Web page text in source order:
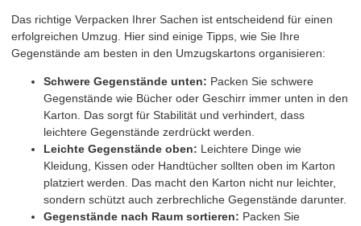
Das richtige Verpacken Ihrer Sachen ist entscheidend für einen
erfolgreichen Umzug. Hier sind einige Tipps, wie Sie Ihre
Gegenstände am besten in den Umzugskartons organisieren:
Schwere Gegenstände unten: Packen Sie schwere
Gegenstände wie Bücher oder Geschirr immer unten in den
Karton. Das sorgt für Stabilität und verhindert, dass
leichtere Gegenstände zerdrückt werden.
Leichte Gegenstände oben: Leichtere Dinge wie
Kleidung, Kissen oder Handtücher sollten oben im Karton
platziert werden. Das macht den Karton nicht nur leichter,
sondern schützt auch zerbrechliche Gegenstände darunter.
Gegenstände nach Raum sortieren: Packen Sie